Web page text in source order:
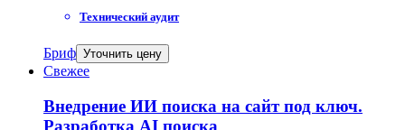
Технический аудит
Бриф Уточнить цену
Свежее
Внедрение ИИ поиска на сайт под ключ.
Разработка AI поиска